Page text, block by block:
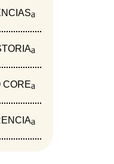
CORE
por